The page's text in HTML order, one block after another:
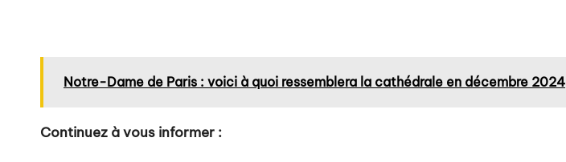
Notre-Dame de Paris : voici à quoi ressemblera la cathédrale en décembre 2024
Continuez à vous informer :